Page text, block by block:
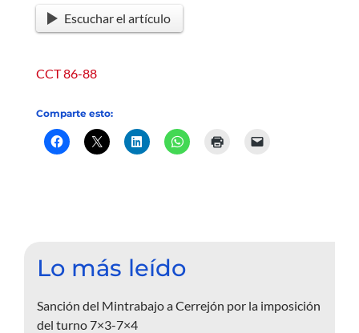
Escuchar el artículo
CCT 86-88
Comparte esto:
Lo más leído
Sanción del Mintrabajo a Cerrejón por la imposición
del turno 7×3-7×4